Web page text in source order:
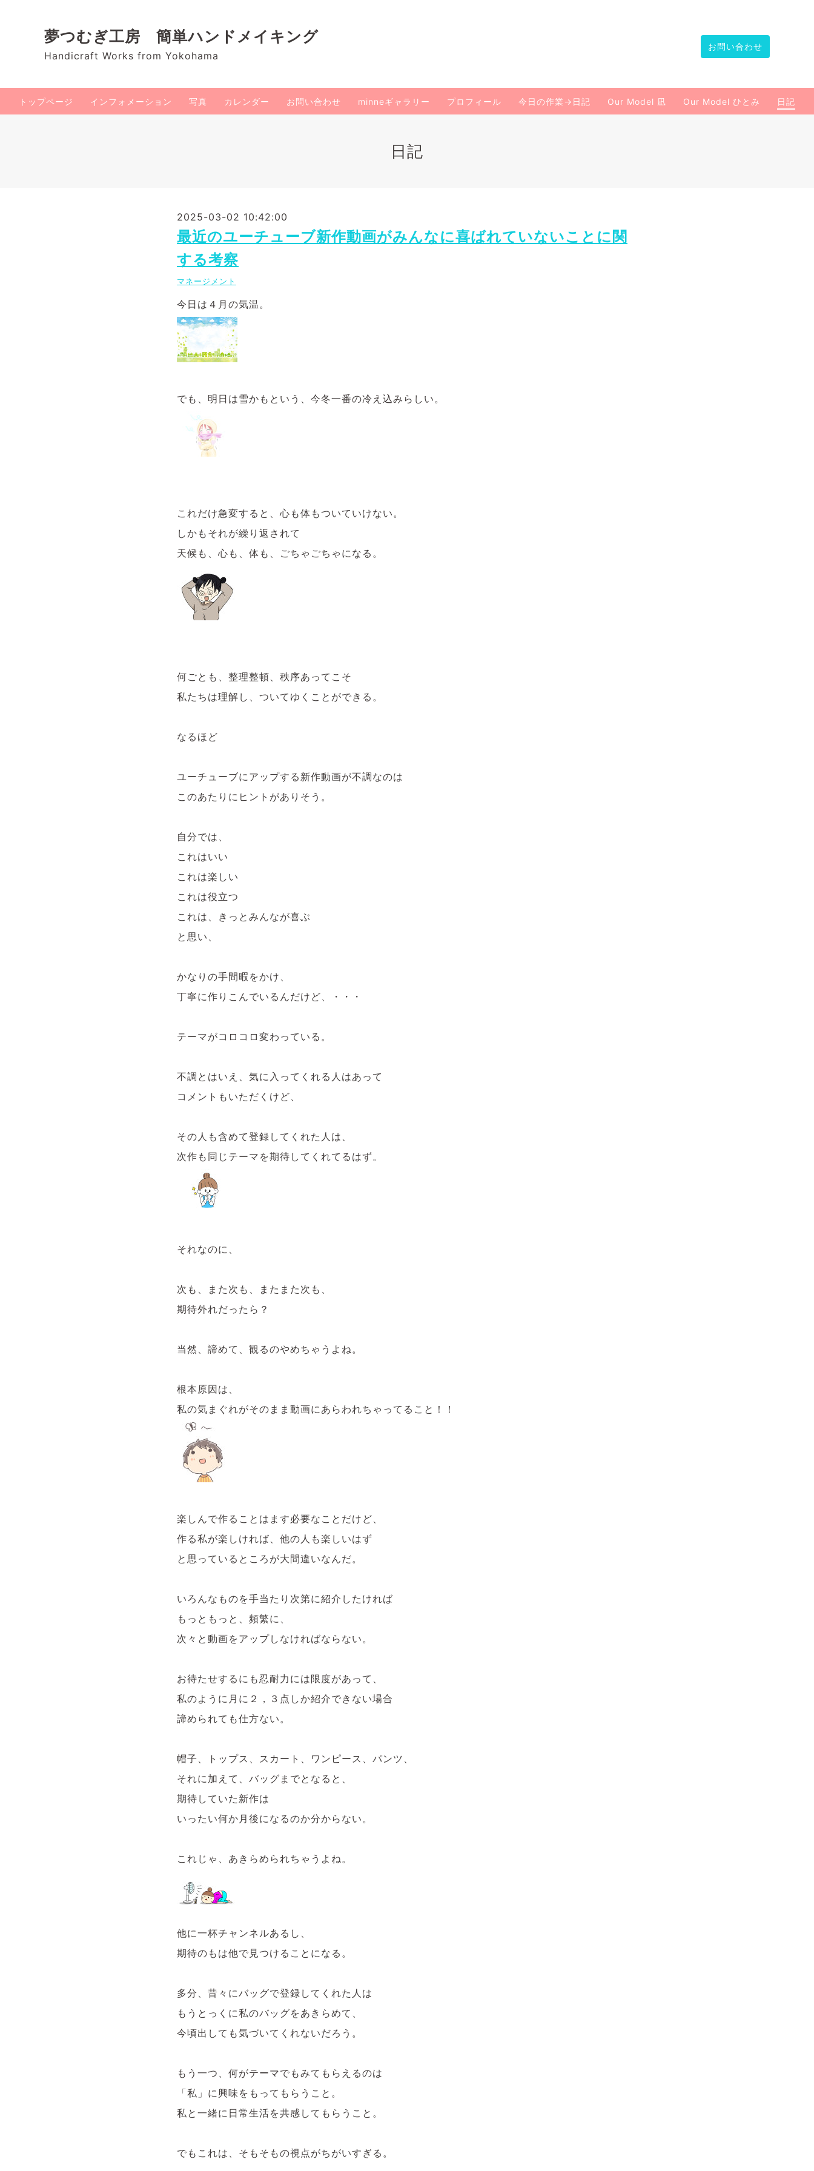
夢つむぎ工房 簡単ハンドメイキング
Handicraft Works from Yokohama
お問い合わせ
トップページ インフォメーション 写真 カレンダー お問い合わせ minneギャラリー プロフィール 今日の作業→日記 Our Model 凪 Our Model ひとみ 日記
日記
2025-03-02 10:42:00
最近のユーチューブ新作動画がみんなに喜ばれていないことに関
する考察
マネージメント
今日は４月の気温。
でも、明日は雪かもという、今冬一番の冷え込みらしい。
これだけ急変すると、心も体もついていけない。
しかもそれが繰り返されて
天候も、心も、体も、ごちゃごちゃになる。
何ごとも、整理整頓、秩序あってこそ
私たちは理解し、ついてゆくことができる。
なるほど
ユーチューブにアップする新作動画が不調なのは
このあたりにヒントがありそう。
自分では、
これはいい
これは楽しい
これは役立つ
これは、きっとみんなが喜ぶ
と思い、
かなりの手間暇をかけ、
丁寧に作りこんでいるんだけど、・・・
テーマがコロコロ変わっている。
不調とはいえ、気に入ってくれる人はあって
コメントもいただくけど、
その人も含めて登録してくれた人は、
次作も同じテーマを期待してくれてるはず。
それなのに、
次も、また次も、またまた次も、
期待外れだったら？
当然、諦めて、観るのやめちゃうよね。
根本原因は、
私の気まぐれがそのまま動画にあらわれちゃってること！！
楽しんで作ることはます必要なことだけど、
作る私が楽しければ、他の人も楽しいはず
と思っているところが大間違いなんだ。
いろんなものを手当たり次第に紹介したければ
もっともっと、頻繁に、
次々と動画をアップしなければならない。
お待たせするにも忍耐力には限度があって、
私のように月に２，３点しか紹介できない場合
諦められても仕方ない。
帽子、トップス、スカート、ワンピース、パンツ、
それに加えて、バッグまでとなると、
期待していた新作は
いったい何か月後になるのか分からない。
これじゃ、あきらめられちゃうよね。
他に一杯チャンネルあるし、
期待のもは他で見つけることになる。
多分、昔々にバッグで登録してくれた人は
もうとっくに私のバッグをあきらめて、
今頃出しても気づいてくれないだろう。
もう一つ、何がテーマでもみてもらえるのは
「私」に興味をもってもらうこと。
私と一緒に日常生活を共感してもらうこと。
でもこれは、そもそもの視点がちがいすぎる。